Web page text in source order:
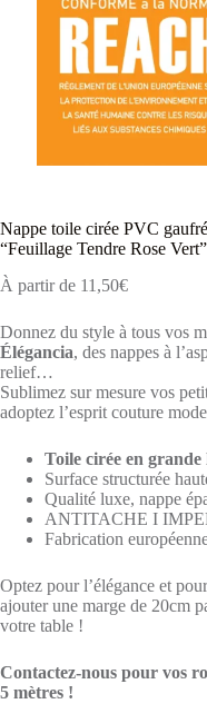
Nappe toile cirée PVC
“Feuillage Tendre Rose
À partir de 11,50€
Donnez du style à tous vos
Élégancia, des nappes à
relief…
Sublimez sur mesure vos
adoptez l’esprit couture
Toile cirée en
Surface structurée
Qualité luxe, nappe
ANTITACHE I
Fabrication
Optez pour l’élégance et
ajouter une marge de 20cm
votre table !
Contactez-nous pour vos
5 mètres !